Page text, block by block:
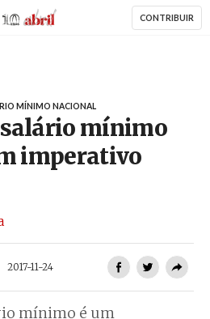
AbrilAbril CONTRIBUIR
MÍNIMO NACIONAL
mínimo
imperativo
2017-11-24
mínimo é um